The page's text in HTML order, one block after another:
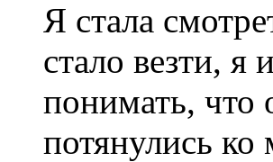
Я стала
стало везти, я
понимать, что
потянулись ко